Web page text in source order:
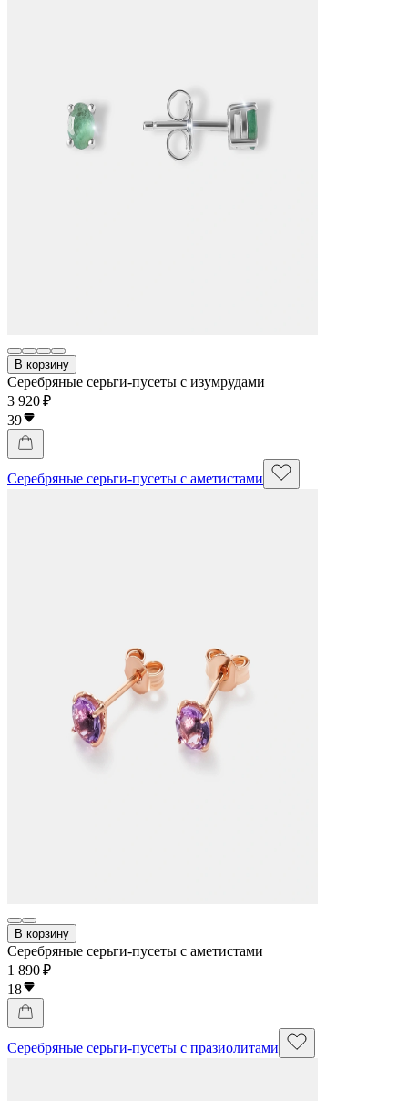
В корзину
Серебряные серьги-пусеты с изумрудами
3 920 ₽
39
Серебряные серьги-пусеты с аметистами
В корзину
Серебряные серьги-пусеты с аметистами
1 890 ₽
18
Серебряные серьги-пусеты с празиолитами